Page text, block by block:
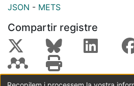
JSON - METS
Compartir registre